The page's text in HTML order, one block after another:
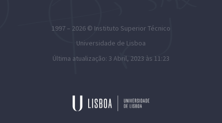
1997 – 2026 © Instituto Superior Técnico
Universidade de Lisboa
Última atualização: 3 Abril, 2023 às 11:23